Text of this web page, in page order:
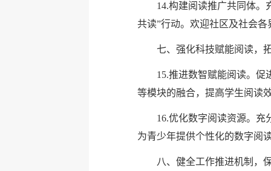
14.构建阅读推广共同体。
共读”行动。欢迎社区及社会
七、强化科技赋能阅读，
15.推进数智赋能阅读。
等模块的融合，提高学生阅读
16.优化数字阅读资源。
为青少年提供个性化的数字阅
八、健全工作推进机制，